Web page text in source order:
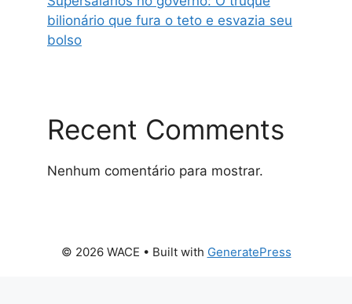
bilionário que fura o teto e esvazia seu
bolso
Recent Comments
Nenhum comentário para mostrar.
© 2026 WACE • Built with GeneratePress